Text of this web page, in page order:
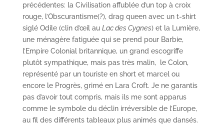
précédentes: la Civilisation affublée d’un top à croix
rouge, l’Obscurantisme(?), drag queen avec un t-shirt
siglé Odile (clin d’œil au Lac des Cygnes) et la Lumière,
une ménagère fatiguée qui se prend pour Barbie,
l’Empire Colonial britannique, un grand escogriffe
plutôt sympathique, mais pas très malin, le Colon,
représenté par un touriste en short et marcel ou
encore le Progrès, grimé en Lara Croft. Je ne garantis
pas d’avoir tout compris, mais ils me sont apparus
comme le symbole du déclin irréversible de l’Europe,
au fil des différents tableaux plus animés que dansés.